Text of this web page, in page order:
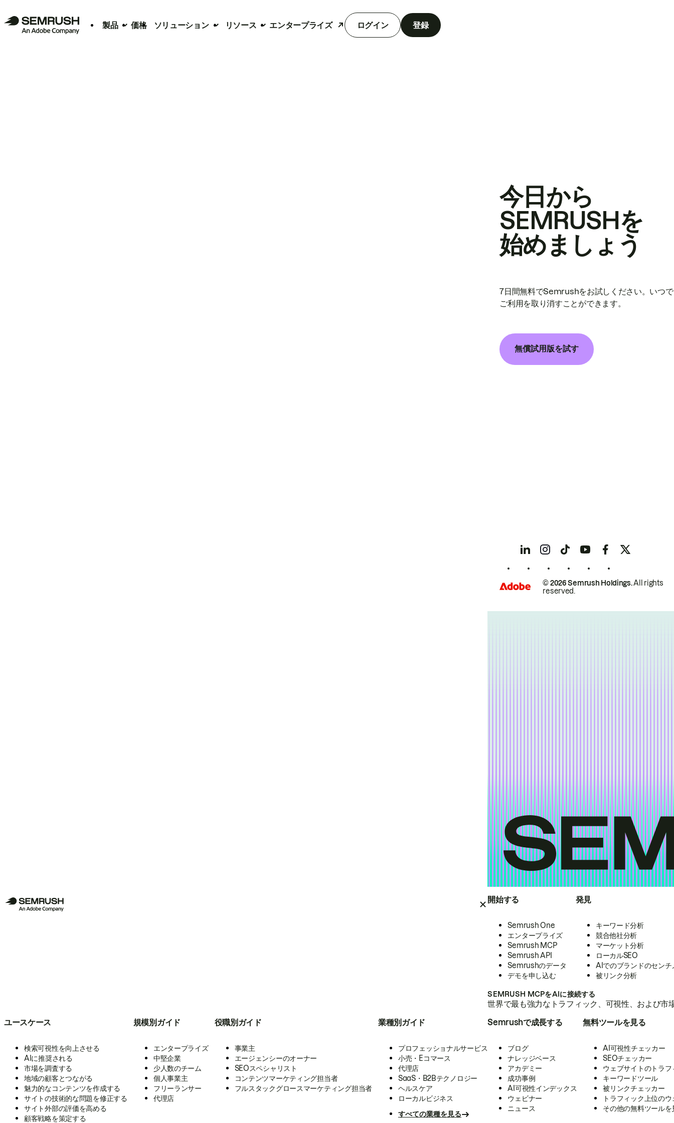
製品 価格 ソリューション リソース エンタープライズ ログイン 登録
開始する
Semrush One
エンタープライズ
Semrush MCP
Semrush API
Semrushのデータ
デモを申し込む
発見
キーワード分析
競合他社分析
マーケット分析
ローカルSEO
AIでのブランドのセンチ
被リンク分析
SEMRUSH MCPをAIに接続する
世界で最も強力なトラフィック、可視性、および
ユースケース
検索可視性を向上させる
AIに推奨される
市場を調査する
地域の顧客とつながる
魅力的なコンテンツを作成する
サイトの技術的な問題を修正する
サイト外部の評価を高める
顧客戦略を策定する
規模別ガイド
エンタープライズ
中堅企業
少人数のチーム
個人事業主
フリーランサー
代理店
役職別ガイド
事業主
エージェンシーのオーナー
SEOスペシャリスト
コンテンツマーケティング担当者
フルスタックグロースマーケティング担当者
業種別ガイド
プロフェッショナルサービス
小売・Eコマース
代理店
SaaS・B2Bテクノロジー
ヘルスケア
ローカルビジネス
すべての業種を見る
Semrushで成長する
ブログ
ナレッジベース
アカデミー
成功事例
AI可視性インデックス
ウェビナー
ニュース
無料ツールを見る
AI可視性チェッカー
SEOチェッカー
ウェブサイトのトラ
キーワードツール
被リンクチェッカー
トラフィック上位の
その他の無料ツールを
今日から
SEMRUSHを
始めましょう
7日間無料でSemrushをお試しください。いつ
ご利用を取り消すことができます。
無償試用版を試す
© 2026 Semrush Holdings.All rights
reserved.